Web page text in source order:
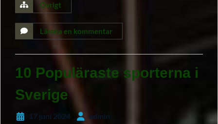
Övrigt
Lämna en kommentar
10 Populäraste sporterna i
Sverige
17 juni 2024 admin